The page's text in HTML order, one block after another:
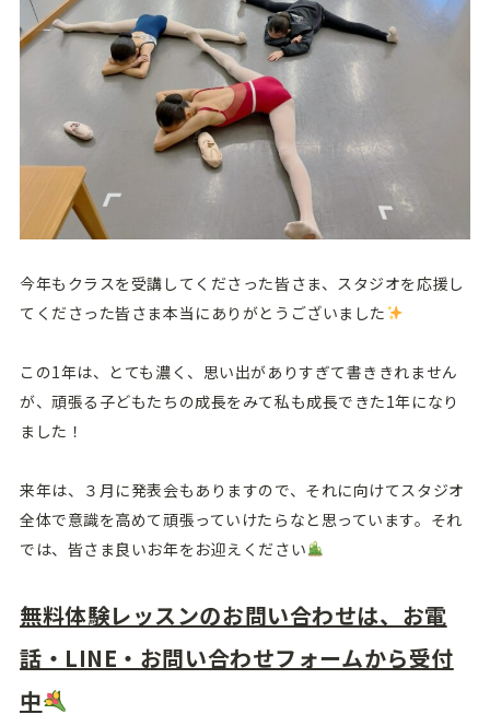
今年もクラスを受講してくださった皆さま、スタジオを応援し
てくださった皆さま本当にありがとうございました
この1年は、とても濃く、思い出がありすぎて書ききれません
が、頑張る子どもたちの成長をみて私も成長できた1年になり
ました！
来年は、３月に発表会もありますので、それに向けてスタジオ
全体で意識を高めて頑張っていけたらなと思っています。それ
では、皆さま良いお年をお迎えください
無料体験レッスンのお問い合わせは、お電
話・LINE・お問い合わせフォームから受付
中